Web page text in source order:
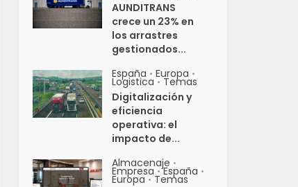
AUNDITRANS
crece un 23% en
los arrastres
gestionados...
España • Europa •
Logistica • Temas
Digitalización y
eficiencia
operativa: el
impacto de...
Almacenaje •
Empresa • España •
Europa • Temas